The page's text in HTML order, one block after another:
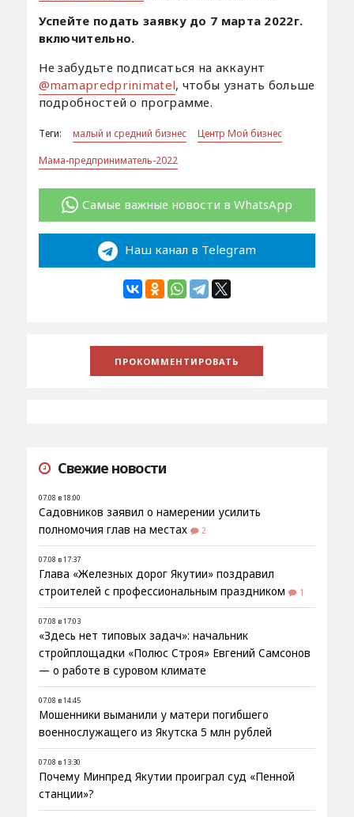
Успейте подать заявку до 7 марта 2022г.
включительно.
Не забудьте подписаться на аккаунт
@mamapredprinimatel, чтобы узнать больше
подробностей о программе.
Теги: малый и средний бизнес
Центр Мой бизнес
Мама-предприниматель-2022
Самые важные новости в WhatsApp
Наш канал в Telegram
Свежие новости
07.08 в 18:00
Садовников заявил о намерении усилить
полномочия глав на местах
2
07.08 в 17:37
Глава «Железных дорог Якутии» поздравил
строителей с профессиональным праздником
1
07.08 в 17:03
«Здесь нет типовых задач»: начальник
стройплощадки «Полюс Строя» Евгений Самсонов
— о работе в суровом климате
07.08 в 14:45
Мошенники выманили у матери погибшего
военнослужащего из Якутска 5 млн рублей
07.08 в 13:30
Почему Минпред Якутии проиграл суд «Пенной
станции»?